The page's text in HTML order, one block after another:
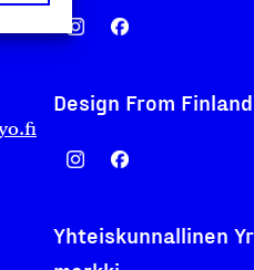
Design From Finland
Yhteiskunnallinen